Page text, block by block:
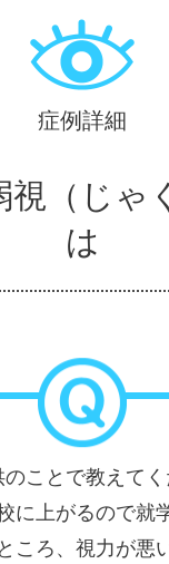
症例詳細
視（じゃ
は
ことで教えてく
に上がるので就
ころ、視力が悪